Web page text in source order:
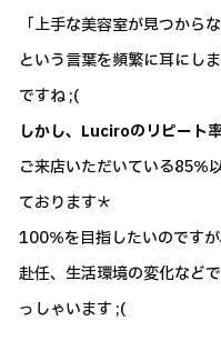
「上手な美容室が見つからな
という言葉を頻繁に耳にし
ですね ;(
しかし、Luciroのリピート
ご来店いただいている85％
ております＊
100％を目指したいのです
赴任、生活環境の変化など
っしゃいます ;(